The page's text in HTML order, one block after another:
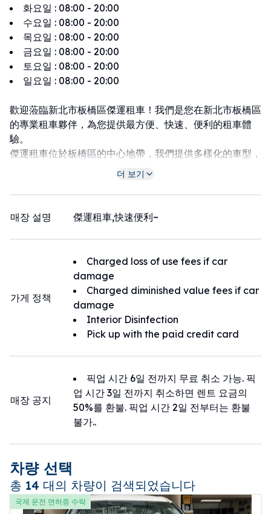
화요일 : 08:00 - 20:00
수요일 : 08:00 - 20:00
목요일 : 08:00 - 20:00
금요일 : 08:00 - 20:00
토요일 : 08:00 - 20:00
일요일 : 08:00 - 20:00
歡迎蒞臨新北市板橋區傑運租車！我們是您在新北市板橋區
的專業租車夥伴，為您提供最方便、快速、便利的租車體
驗。
傑運租車位於板橋區的中心地帶，我們提供多樣化的車型，
以滿足您不同的租車需求。
伴。期待在未來的旅途中，為您帶來更多美好的回憶。
租車店家周圍地區：板橋火車站 450公尺｜捷運 板新站
400公尺｜捷運 板橋站 450公尺｜捷運 新埔站 1公里｜遠
東百貨板橋中山店 900公尺
더 보기
매장 설명 傑運租車,快速便利~
가게 정책
Charged loss of use fees if car
damage
Charged diminished value fees if car
damage
Interior Disinfection
Pick up with the paid credit card
매장 공지
픽업 시간 6일 전까지 무료 취소 가능. 픽
업 시간 3일 전까지 취소하면 렌트 요금의
50%를 환불. 픽업 시간 2일 전부터는 환불
불가..
차량 선택
총 14 대의 차량이 검색되었습니다
국제 운전 면허증 수락